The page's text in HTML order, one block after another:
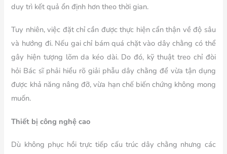
duy trì kết quả ổn định hơn theo thời gian.
Tuy nhiên, việc đặt chỉ cần được thực hiện cẩn thận về độ sâu
và hướng đi. Nếu gai chỉ bám quá chặt vào dây chằng có thể
gây hiện tượng lõm da kéo dài. Do đó, kỹ thuật treo chỉ đòi
hỏi Bác sĩ phải hiểu rõ giải phẫu dây chằng để vừa tận dụng
được khả năng nâng đỡ, vừa hạn chế biến chứng không mong
muốn.
Thiết bị công nghệ cao
Dù không phục hồi trực tiếp cấu trúc dây chằng nhưng các